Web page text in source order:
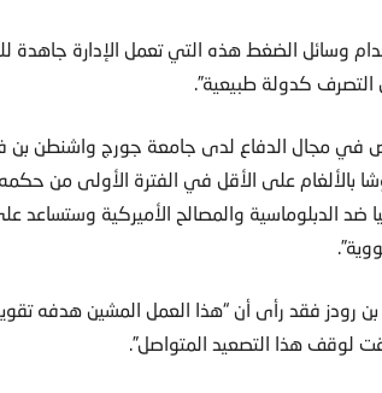
وسائل الضغط هذه التي تعمل الإدارة جاهدة
التصرف كدولة طبيعية”.
مجال الدفاع لدى جامعة جورج واشنطن بن
بالألغام على الأقل في الفترة الأولى من
ضد الدبلوماسية والمصالح الأميركية وستساعد
بن رودز فقد رأى أن “هذا العمل المشين هدفه
لوقف هذا التصعيد المتواصل”.